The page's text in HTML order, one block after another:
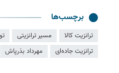
برچسب‌ها
ترانزیت کالا مسیر ترانزیتی
ترانزیت جاده‌ای
مهرداد بذرپاش